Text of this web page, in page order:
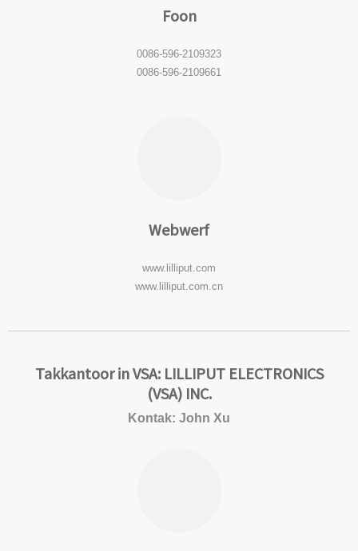
Foon
0086-596-2109323
0086-596-2109661
Webwerf
www.lilliput.com
www.lilliput.com.cn
Takkantoor in VSA: LILLIPUT ELECTRONICS
(VSA) INC.
Kontak: John Xu